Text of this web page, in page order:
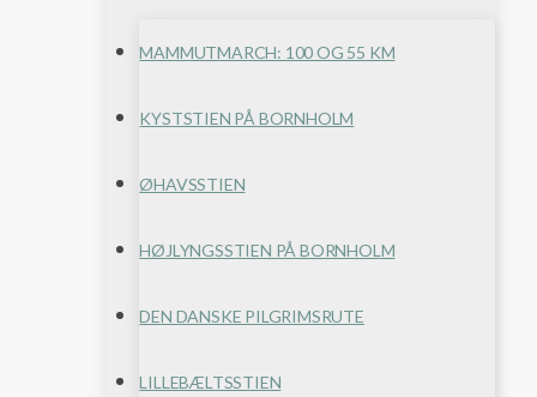
MAMMUTMARCH: 100 OG 55 KM
KYSTSTIEN PÅ BORNHOLM
ØHAVSSTIEN
HØJLYNGSSTIEN PÅ BORNHOLM
DEN DANSKE PILGRIMSRUTE
LILLEBÆLTSSTIEN